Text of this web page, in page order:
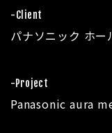
-Client
パナソニック ホー
-Project
Panasonic aura